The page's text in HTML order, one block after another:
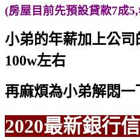
(房屋目前先預設貸款7成
小弟的年薪加上公
100w左右
再麻煩為小弟解悶一
2020最新銀行